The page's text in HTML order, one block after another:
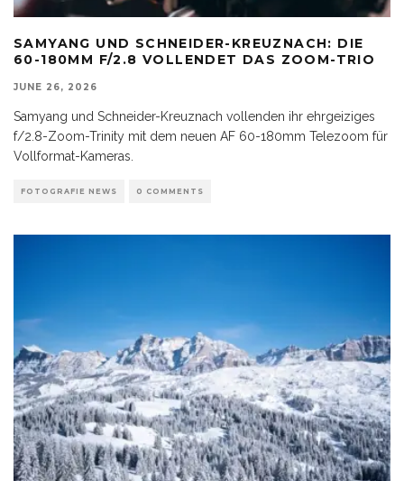
SAMYANG UND SCHNEIDER-KREUZNACH: DIE
60-180MM F/2.8 VOLLENDET DAS ZOOM-TRIO
JUNE 26, 2026
Samyang und Schneider-Kreuznach vollenden ihr ehrgeiziges
f/2.8-Zoom-Trinity mit dem neuen AF 60-180mm Telezoom für
Vollformat-Kameras.
FOTOGRAFIE NEWS 0 COMMENTS